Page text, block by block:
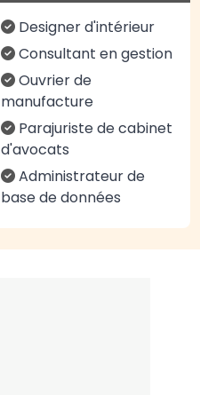
Designer d'intérieur
Consultant en gestion
Ouvrier de
manufacture
Parajuriste de cabinet
d'avocats
Administrateur de
base de données